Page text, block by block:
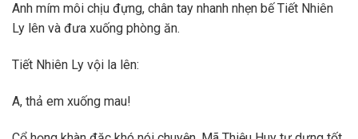
Anh mím môi chịu đựng, chân tay nhanh nhẹn bế Tiết Nhiên
Ly lên và đưa xuống phòng ăn.
Tiết Nhiên Ly vội la lên:
A, thả em xuống mau!